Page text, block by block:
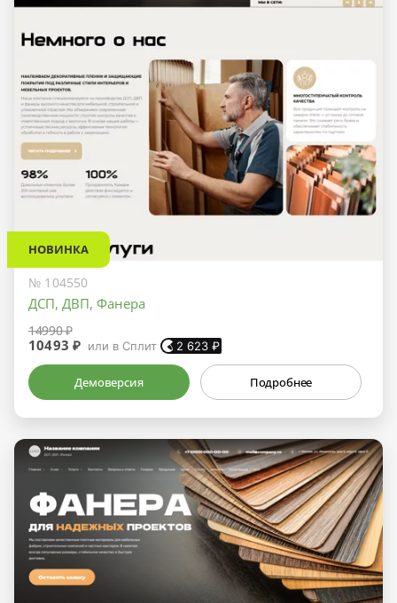
НОВИНКА
№ 104550
ДСП, ДВП, Фанера
14990 ₽
10493 ₽ или в Сплит 2 623 ₽
Демоверсия Подробнее